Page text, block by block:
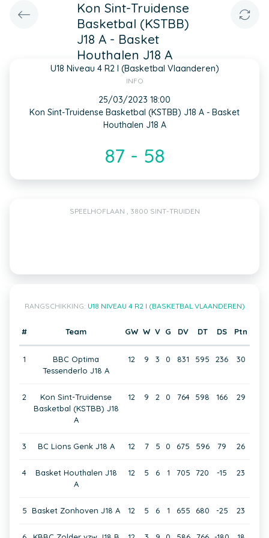
Kon Sint-Truidense
Basketbal (KSTBB)
J18 A - Basket
Houthalen J18 A
U18 Niveau 4 R2 I (Basketbal Vlaanderen)
INFO
25/03/2023 18:00
Kon Sint-Truidense Basketbal (KSTBB) J18 A - Basket
Houthalen J18 A
87 - 58
SPEELHOFLAAN , 3800 SINT-TRUIDEN
RANGSCHIKKING: U18 NIVEAU 4 R2 I (BASKETBAL VLAANDEREN)
# Team GW W V G DV DT DS Ptn
1
BBC Optima
Tessenderlo J18 A
12 9 3 0 831 595 236 30
2
Kon Sint-Truidense
Basketbal (KSTBB) J18
A
12 9 2 0 764 598 166 29
3 BC Lions Genk J18 A 12 7 5 0 675 596 79 26
4
Basket Houthalen J18
A
12 5 6 1 705 720 -15 23
5 Basket Zonhoven J18 A 12 5 6 1 655 680 -25 23